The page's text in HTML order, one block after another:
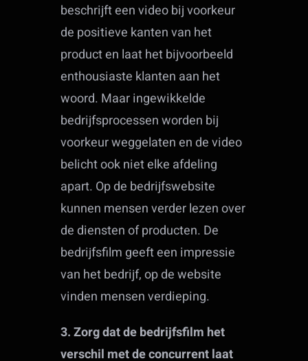
beschrijft een video bij voorkeur
de positieve kanten van het
product en laat het bijvoorbeeld
enthousiaste klanten aan het
woord. Maar ingewikkelde
bedrijfsprocessen worden bij
voorkeur weggelaten en de video
belicht ook niet elke afdeling
apart. Op de bedrijfswebsite
kunnen mensen verder lezen over
de diensten of producten. De
bedrijfsfilm geeft een impressie
van het bedrijf, op de website
vinden mensen verdieping.
3. Zorg dat de bedrijfsfilm het
verschil met de concurrent laat